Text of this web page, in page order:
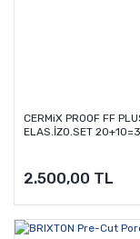
CERMiX PROOF FF
ELAS.İZO.SET
2.500,00 TL